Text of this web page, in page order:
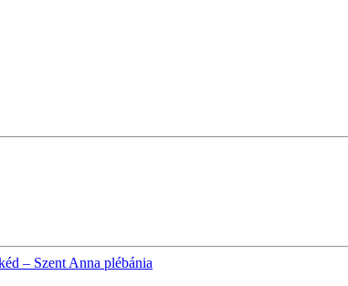
– Szent Anna plébánia